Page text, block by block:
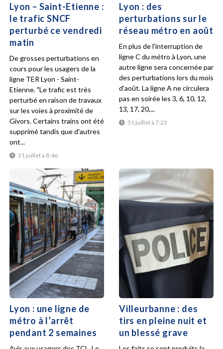
Lyon – Saint-Etienne :
le trafic SNCF
perturbé ce vendredi
matin
31 juillet à 8:46
De grosses perturbations en
cours pour les usagers de la
ligne TER Lyon - Saint-
Etienne. "Le trafic est très
perturbé en raison de travaux
sur les voies à proximité de
Givors. Certains trains ont été
supprimé tandis que d'autres
ont...
Lyon : des
perturbations sur le
réseau métro en août
31 juillet à 7:25
En plus de l'interruption de
ligne C du métro à Lyon, une
autre ligne sera concernée par
des perturbations lors du mois
d'août. La ligne A ne circulera
pas en soirée les 3, 6, 10, 12,
13, 17, 20,...
Lyon : une ligne de
métro à l’arrêt
pendant 2 semaines
Villeurbanne : des
tirs en pleine nuit et
un blessé grave